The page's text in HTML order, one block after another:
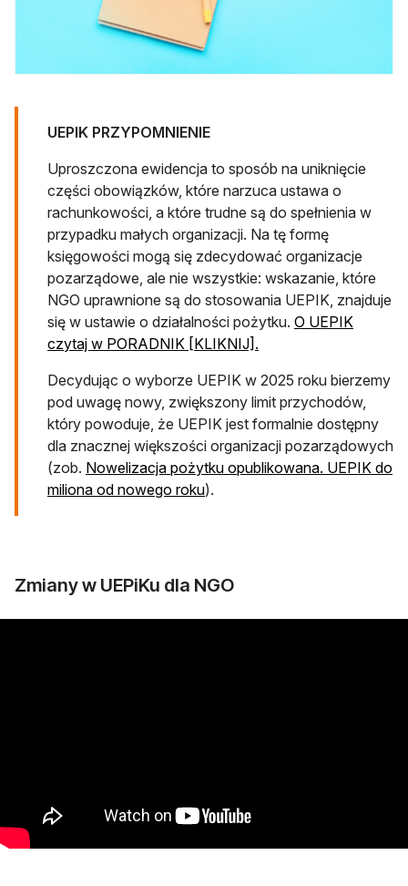
UEPIK PRZYPOMNIENIE
Uproszczona ewidencja to sposób na uniknięcie
części obowiązków, które narzuca ustawa o
rachunkowości, a które trudne są do spełnienia w
przypadku małych organizacji. Na tę formę
księgowości mogą się zdecydować organizacje
pozarządowe, ale nie wszystkie: wskazanie, które
NGO uprawnione są do stosowania UEPIK, znajduje
się w ustawie o działalności pożytku. O UEPIK
czytaj w PORADNIK [KLIKNIJ].
Decydując o wyborze UEPIK w 2025 roku bierzemy
pod uwagę nowy, zwiększony limit przychodów,
który powoduje, że UEPIK jest formalnie dostępny
dla znacznej większości organizacji pozarządowych
(zob. Nowelizacja pożytku opublikowana. UEPIK do
miliona od nowego roku).
Zmiany w UEPiKu dla NGO